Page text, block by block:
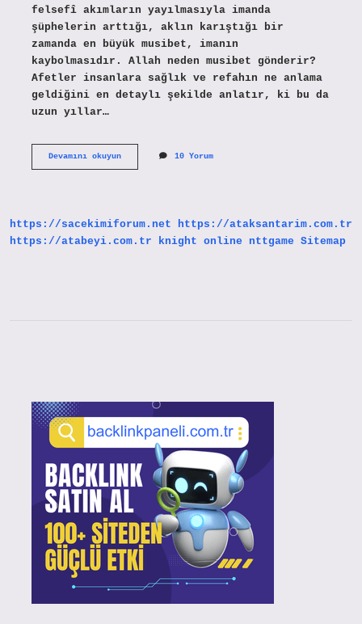
felsefî akımların yayılmasıyla imanda
şüphelerin arttığı, aklın karıştığı bir
zamanda en büyük musibet, imanın
kaybolmasıdır. Allah neden musibet gönderir?
Afetler insanlara sağlık ve refahın ne anlama
geldiğini en detaylı şekilde anlatır, ki bu da
uzun yıllar…
Devamını okuyunHastalık
10 Yorum
https://sacekimiforum.net
https://ataksantarim.com.tr
https://atabeyi.com.tr
knight online nttgame Sitemap